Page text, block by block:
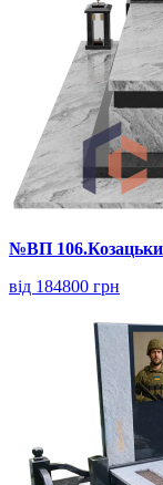
№ВП
від 184800 грн